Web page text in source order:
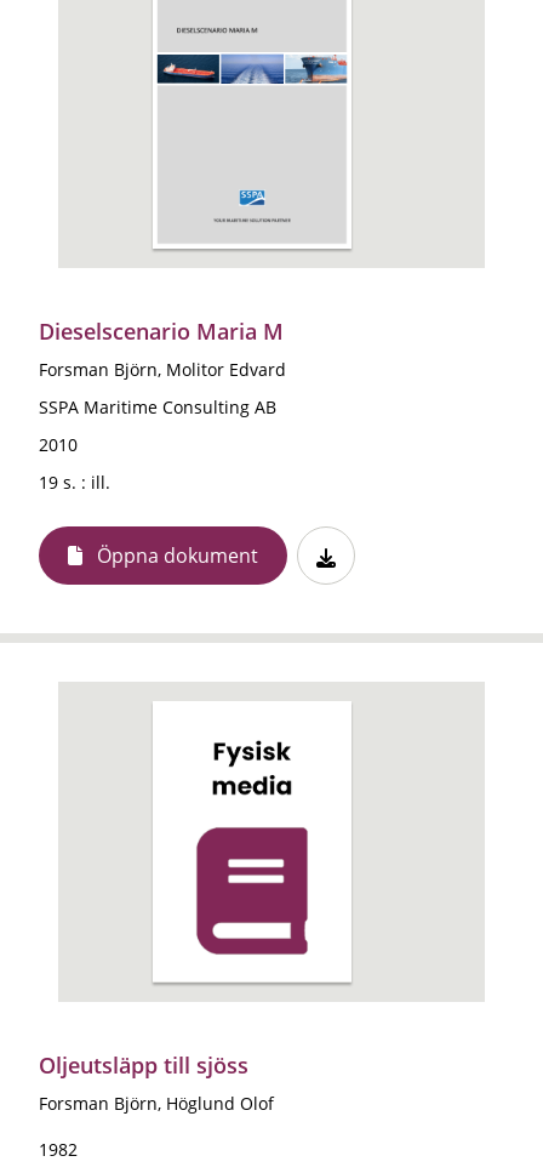
Dieselscenario Maria M
Forsman Björn, Molitor Edvard
SSPA Maritime Consulting AB
2010
19 s. : ill.
Öppna dokument
Oljeutsläpp till sjöss
Forsman Björn, Höglund Olof
1982